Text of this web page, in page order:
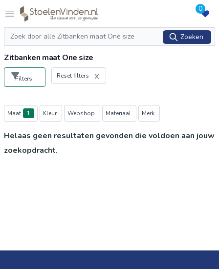
Open menu
Logo stoelenvinden.nl 0
Zoeken
Zoeken
Zitbanken maat One size
Filters Reset filters
Producten
Maat 1 Kleur Webshop Materiaal Merk
Helaas geen resultaten gevonden die voldoen aan jouw
zoekopdracht.